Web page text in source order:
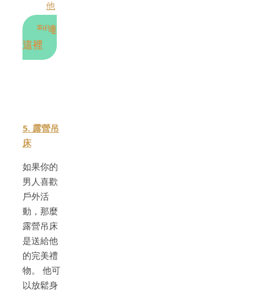
到達
這裡
5. 露營吊
床
如果你的
男人喜歡
戶外活
動，那麼
露營吊床
是送給他
的完美禮
物。 他可
以放鬆身